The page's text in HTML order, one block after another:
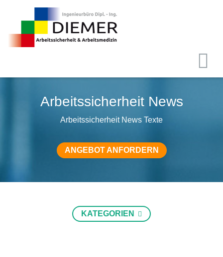
Arbeitssicherheit News
Arbeitssicherheit News Texte
ANGEBOT ANFORDERN
KATEGORIEN